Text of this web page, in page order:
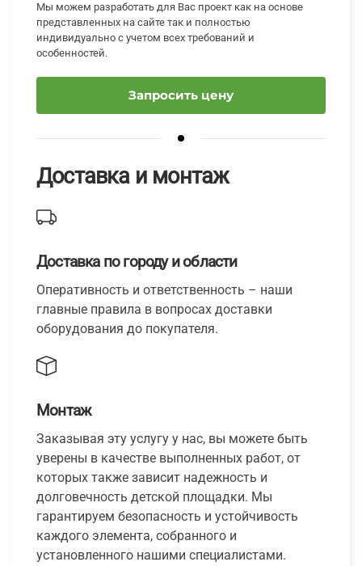
Мы можем разработать для Вас проект как на основе
представленных на сайте так и полностью
индивидуально с учетом всех требований и
особенностей.
Запросить цену
Доставка и монтаж
Доставка по городу и области
Оперативность и ответственность – наши
главные правила в вопросах доставки
оборудования до покупателя.
Монтаж
Заказывая эту услугу у нас, вы можете быть
уверены в качестве выполненных работ, от
которых также зависит надежность и
долговечность детской площадки. Мы
гарантируем безопасность и устойчивость
каждого элемента, собранного и
установленного нашими специалистами.